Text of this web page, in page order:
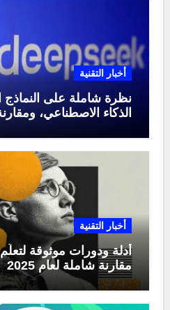
أخبار التقنية
نظرة شاملة على النماذج
الذكاء الاصطناعي،
أخبار التقنية
أدلة ودورات موثوقة
مقارنة شاملة لعام 2025